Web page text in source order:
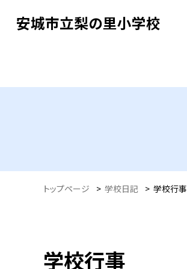
安城市立梨の里小学校
トップページ > 学校日記 > 学校行事
学校行事